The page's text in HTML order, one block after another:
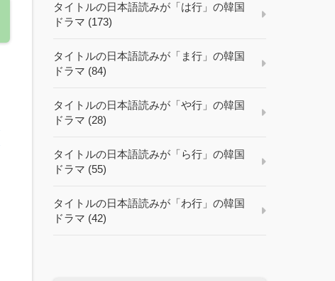
タイトルの日本語読みが「は行」の韓国
ドラマ (173)
タイトルの日本語読みが「ま行」の韓国
ドラマ (84)
タイトルの日本語読みが「や行」の韓国
ドラマ (28)
タイトルの日本語読みが「ら行」の韓国
ドラマ (55)
タイトルの日本語読みが「わ行」の韓国
ドラマ (42)